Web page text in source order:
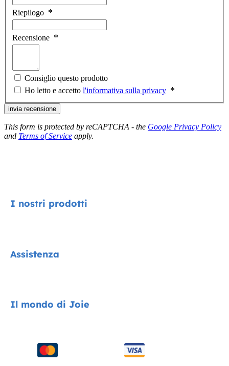
Riepilogo
Recensione
Consiglio questo prodotto
Ho letto e accetto l'informativa sulla privacy
invia recensione
This form is protected by reCAPTCHA - the Google Privacy Policy
and Terms of Service apply.
I nostri prodotti
Seggiolini auto
Seggioloni
Assistenza
Spedizione e resi
Il mondo di Joie
Chi siamo